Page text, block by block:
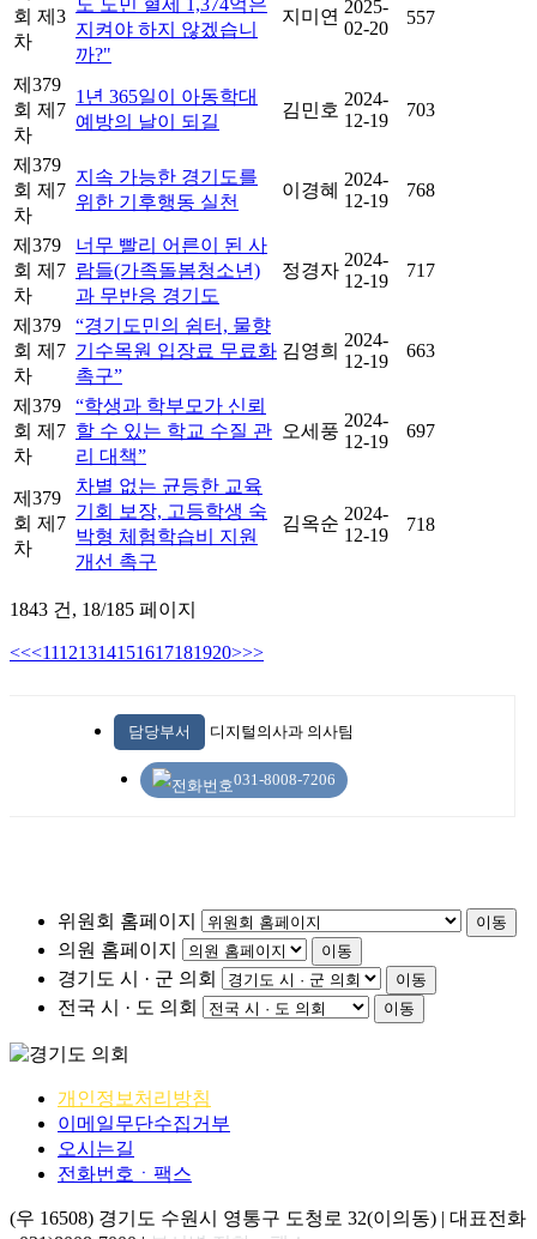
회 제3
차
도 도민 혈세 1,374억은
지켜야 하지 않겠습니
까?"
지미연 2025-
02-20
557
제379
회 제7
차
1년 365일이 아동학대
예방의 날이 되길
김민호
2024-
12-19
703
제379
회 제7
차
지속 가능한 경기도를
위한 기후행동 실천
이경혜
2024-
12-19
768
제379
회 제7
차
너무 빨리 어른이 된 사
람들(가족돌봄청소년)
과 무반응 경기도
정경자
2024-
12-19
717
제379
회 제7
차
“경기도민의 쉼터, 물향
기수목원 입장료 무료화
촉구”
김영희
2024-
12-19
663
제379
회 제7
차
“학생과 학부모가 신뢰
할 수 있는 학교 수질 관
리 대책”
오세풍
2024-
12-19
697
제379
회 제7
차
차별 없는 균등한 교육
기회 보장, 고등학생 숙
박형 체험학습비 지원
개선 촉구
김옥순 2024-
12-19
718
1843 건, 18/185 페이지
<<<11121314151617181920>>>
담당부서 디지털의사과 의사팀
031-8008-7206
위원회 홈페이지 이동
의원 홈페이지 이동
경기도 시 · 군 의회 이동
전국 시 · 도 의회 이동
개인정보처리방침
이메일무단수집거부
오시는길
전화번호ㆍ팩스
(우 16508) 경기도 수원시 영통구 도청로 32(이의동) | 대표전화